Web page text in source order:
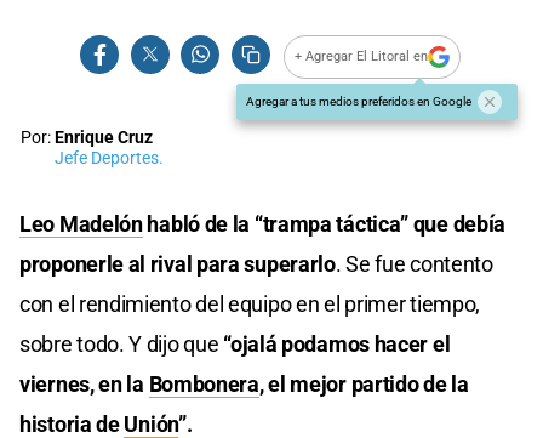
+ Agregar El Litoral en
Agregar a tus medios preferidos en Google
Por:Enrique Cruz
Jefe Deportes.
Leo Madelónhabló de la “trampa táctica” que debía
proponerle al rival para superarlo. Se fue contento
con el rendimiento del equipo en el primer tiempo,
sobre todo. Y dijo que “ojalá podamos hacer el
viernes, en la Bombonera, el mejor partido de la
historia deUnión”.